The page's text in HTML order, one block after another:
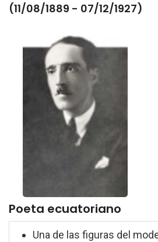
(11/08/1889 - 07/12/1927)
Poeta ecuatoriano
Una de las figuras del